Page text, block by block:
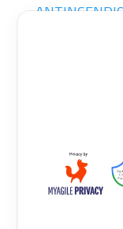
SMC SRL
Strada
P. IVA